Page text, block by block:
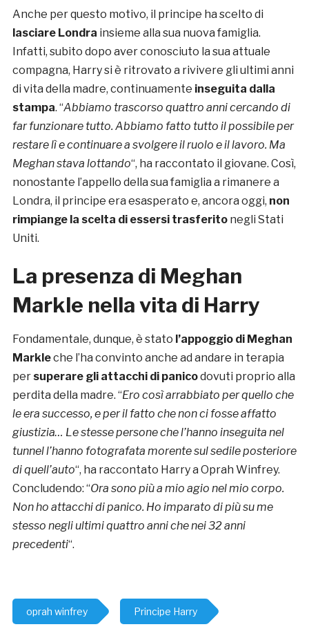
Anche per questo motivo, il principe ha scelto di
lasciare Londra insieme alla sua nuova famiglia.
Infatti, subito dopo aver conosciuto la sua attuale
compagna, Harry si è ritrovato a rivivere gli ultimi anni
di vita della madre, continuamente inseguita dalla
stampa. “Abbiamo trascorso quattro anni cercando di
far funzionare tutto. Abbiamo fatto tutto il possibile per
restare lì e continuare a svolgere il ruolo e il lavoro. Ma
Meghan stava lottando“, ha raccontato il giovane. Così,
nonostante l’appello della sua famiglia a rimanere a
Londra, il principe era esasperato e, ancora oggi, non
rimpiange la scelta di essersi trasferitonegli Stati
Uniti.
La presenza di Meghan
Markle nella vita di Harry
Fondamentale, dunque, è stato l’appoggio di Meghan
Markleche l’ha convinto anche ad andare in terapia
per superare gli attacchi di panicodovuti proprio alla
perdita della madre. “Ero così arrabbiato per quello che
le era successo, e per il fatto che non ci fosse affatto
giustizia… Le stesse persone che l’hanno inseguita nel
tunnel l’hanno fotografata morente sul sedile posteriore
di quell’auto“, ha raccontato Harry a Oprah Winfrey.
Concludendo: “Ora sono più a mio agio nel mio corpo.
Non ho attacchi di panico. Ho imparato di più su me
stesso negli ultimi quattro anni che nei 32 anni
precedenti“.
oprah winfrey Principe Harry